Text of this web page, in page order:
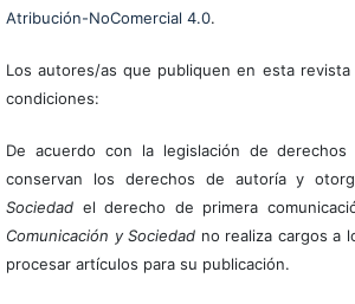
Atribución-NoComercial 4.0.
Los autores/as que publiquen en esta
condiciones:
De acuerdo con la legislación de
conservan los derechos de autoría y
Sociedadel derecho de primera
Comunicación y Sociedad no realiza cargos a
procesar artículos para su publicación.